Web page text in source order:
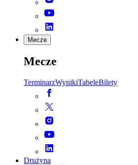
Mecze
Mecze
TerminarzWynikiTabeleBilety
Drużyna